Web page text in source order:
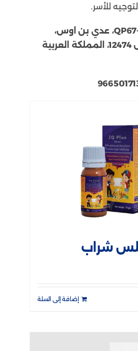
للأسر.
QP67+H7F، عدي بن اوس،
النزهة، الرياض 12474، المملكة العربية
شراب
إضافة إلى السلة